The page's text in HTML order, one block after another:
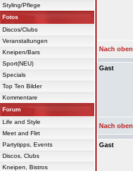
Styling/Pflege
Fotos
Discos/Clubs
Veranstaltungen
Kneipen/Bars
Sport(NEU)
Specials
Top Ten Bilder
Kommentare
Forum
Life and Style
Meet and Flirt
Partytipps, Events
Discos, Clubs
Kneipen, Bistros
Nach oben
Gast
Nach oben
Gast